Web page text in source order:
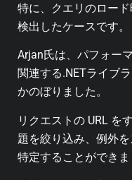
特に、クエリのロー
検出したケースです。
Arjan氏は、パフォー
関連する.NETライブ
かのぼりました。
リクエストの URL を
題を絞り込み、例外
特定することができま